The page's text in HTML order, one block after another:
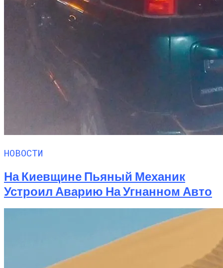
НОВОСТИ
На Киевщине Пьяный Механик
Устроил Аварию На Угнанном Авто